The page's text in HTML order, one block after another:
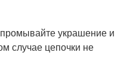
украшение и
случае цепочки не